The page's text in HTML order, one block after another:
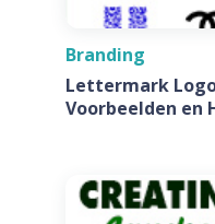
Branding
Lettermark
Voorbeelden en